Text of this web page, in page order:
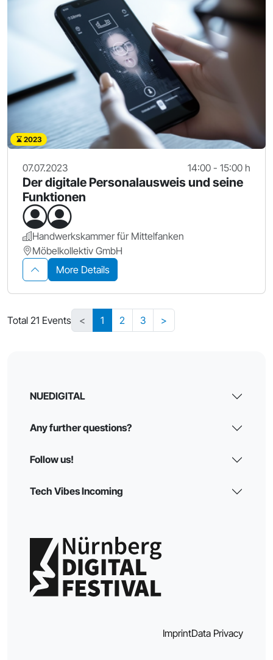
2023
07.07.2023 14:00 - 15:00 h
Der digitale Personalausweis und seine
Funktionen
Handwerkskammer für Mittelfanken
Möbelkollektiv GmbH
More Details
Total 21 Events < 1 2 3 >
NUEDIGITAL
Any further questions?
Follow us!
Tech Vibes Incoming
ImprintData Privacy